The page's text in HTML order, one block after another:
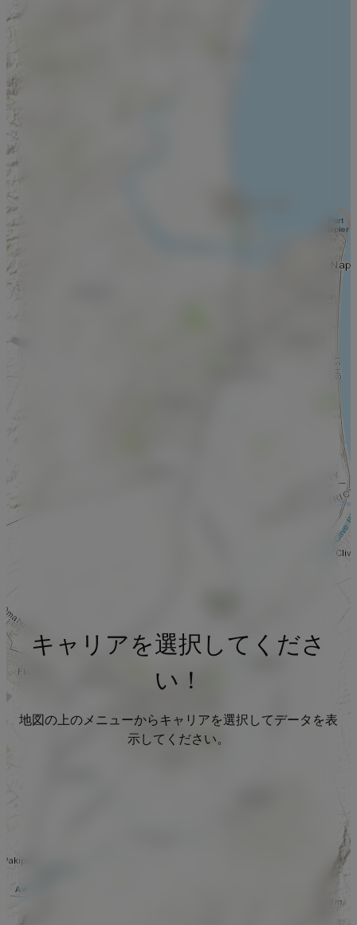
キャリアを選択してくださ
い！
地図の上のメニューからキャリアを選択してデータを表
示してください。